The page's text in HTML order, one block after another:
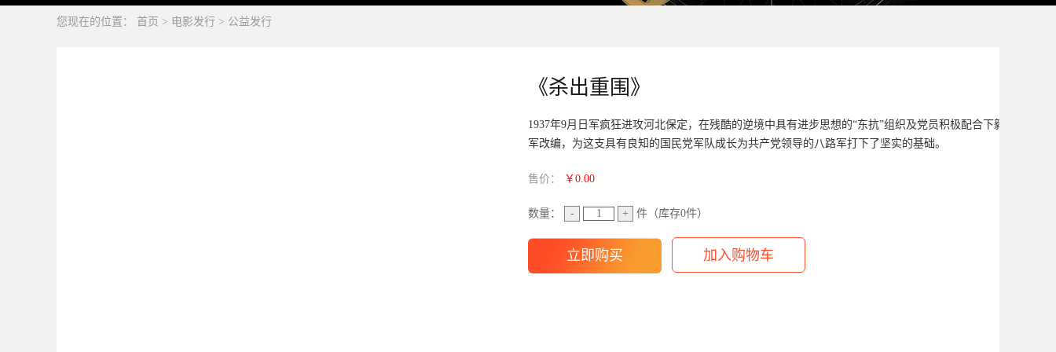
您现在的位置： 首页 > 电影发行 > 公益发行
《杀出重围》
1937年9月日军疯狂进攻河北保定，在残酷的逆境中具有进步思想的“东抗”组织及党员积极配合下毅然率部北
军改编，为这支具有良知的国民党军队成长为共产党领导的八路军打下了坚实的基础。
售价： ￥0.00
数量： - + 件（库存0件）